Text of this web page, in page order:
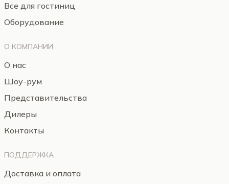
Все для гостиниц
Оборудование
О КОМПАНИИ
О нас
Шоу-рум
Представительства
Дилеры
Контакты
ПОДДЕРЖКА
Доставка и оплата